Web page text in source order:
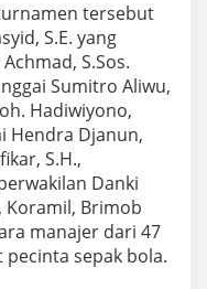
tersebut
S.E. yang
S.Sos.
Sumitro Aliwu,
Hadiwiyono,
Hendra Djanun,
S.H.,
Danki
Koramil, Brimob
manajer dari 47
sepak bola.